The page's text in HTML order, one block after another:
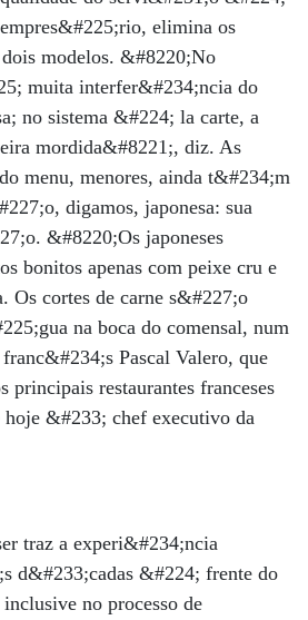
elimina os
modelos. &#8220;No
muita interfer&#234;ncia do
no sistema &#224; la carte, a
mordida&#8221;, diz. As
menu, menores, ainda t&#234;m
digamos, japonesa: sua
&#8220;Os japoneses
bonitos apenas com peixe cru e
Os cortes de carne s&#227;o
na boca do comensal, num
Pascal Valero, que
principais restaurantes franceses
&#233; chef executivo da
traz a experi&#234;ncia
d&#233;cadas &#224; frente do
no processo de